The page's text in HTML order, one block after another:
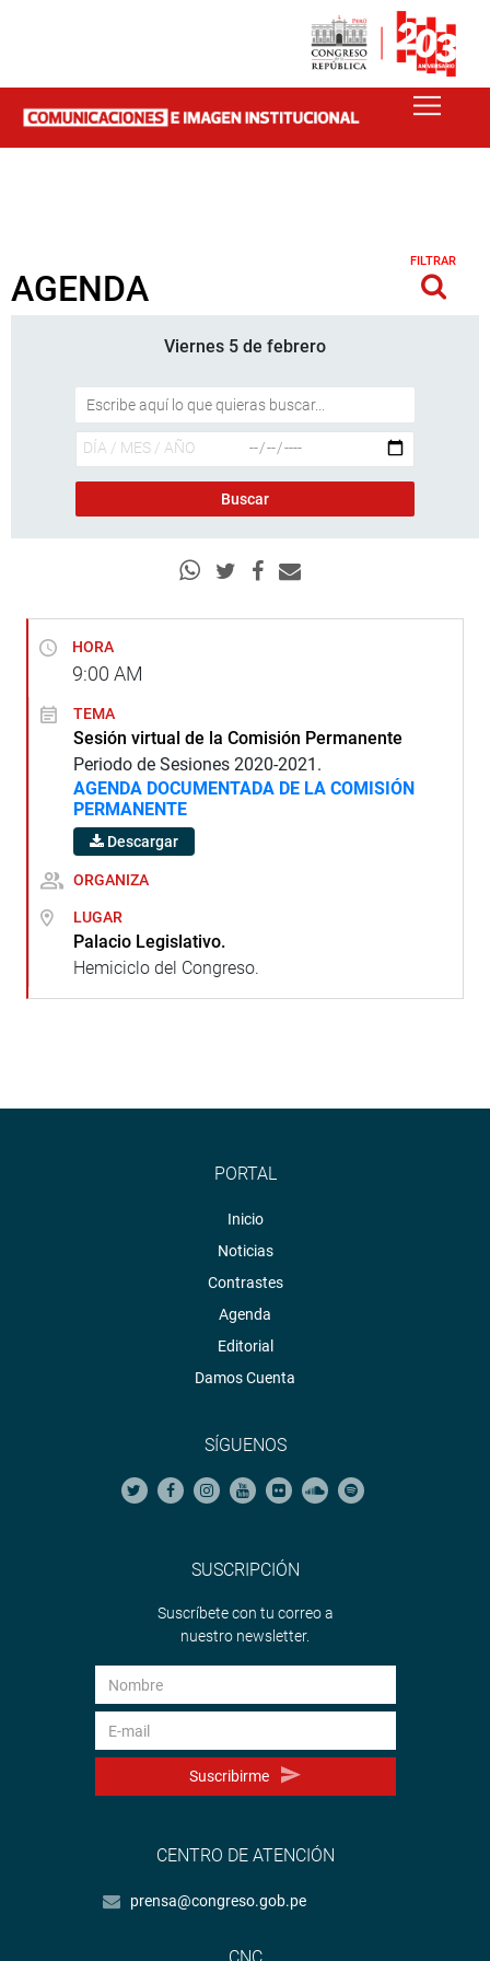
AGENDA
FILTRAR
Viernes 5 de febrero
HORA
9:00 AM
TEMA
Sesión virtual de la Comisión Permanente
Periodo de Sesiones 2020-2021.
AGENDA DOCUMENTADA DE LA COMISIÓN
PERMANENTE
Descargar
ORGANIZA
LUGAR
Palacio Legislativo.
Hemiciclo del Congreso.
PORTAL
Inicio
Noticias
Contrastes
Agenda
Editorial
Damos Cuenta
SÍGUENOS
SUSCRIPCIÓN
Suscríbete con tu correo a
nuestro newsletter.
Suscribirme
CENTRO DE ATENCIÓN
prensa@congreso.gob.pe